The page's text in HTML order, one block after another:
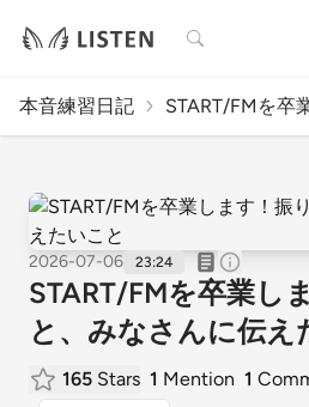
検索
本音練習日記 START/FMを卒
2026-07-06 23:24
START/FMを卒業し
と、みなさんに伝え
165 Stars 1 Mention 1